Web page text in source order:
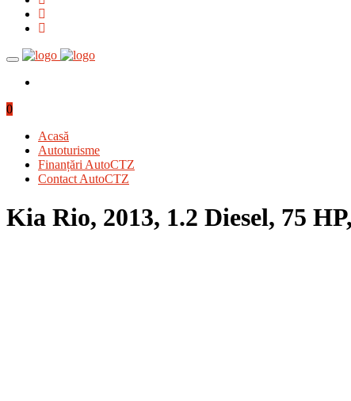
0
Acasă
Autoturisme
Finanțări AutoCTZ
Contact AutoCTZ
Kia Rio, 2013, 1.2 Diesel, 75